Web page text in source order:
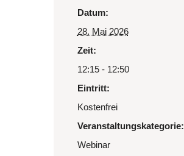
Datum:
28. Mai 2026
Zeit:
12:15 - 12:50
Eintritt:
Kostenfrei
Veranstaltungskategorie:
Webinar